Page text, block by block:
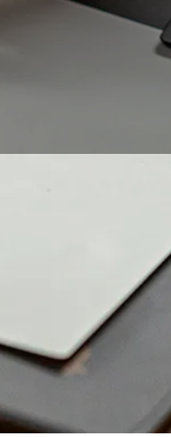
un artista
más para
de blog,
también los